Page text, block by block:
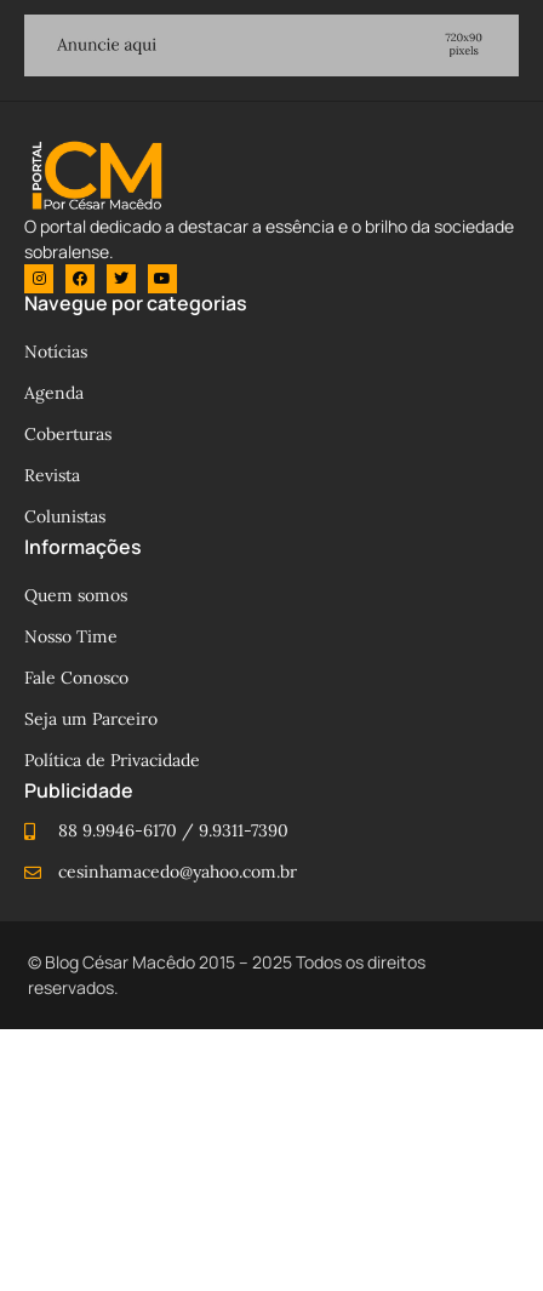
O portal dedicado a destacar a essência e o brilho da sociedade
sobralense.
Navegue por categorias
Notícias
Agenda
Coberturas
Revista
Colunistas
Informações
Quem somos
Nosso Time
Fale Conosco
Seja um Parceiro
Política de Privacidade
Publicidade
88 9.9946-6170 / 9.9311-7390
cesinhamacedo@yahoo.com.br
© Blog César Macêdo 2015 – 2025 Todos os direitos
reservados.